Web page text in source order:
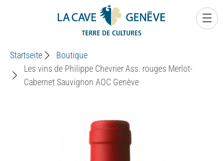
Startseite
Boutique
Les vins de Philippe Chevrier Ass. rouges Merlot-
Cabernet Sauvignon AOC Genève